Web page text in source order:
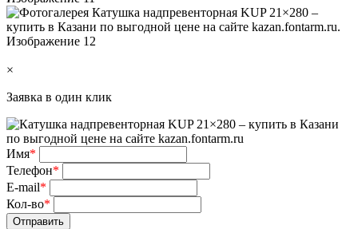
×
Заявка в один клик
Имя*
Телефон*
E-mail*
Кол-во*
Отправить